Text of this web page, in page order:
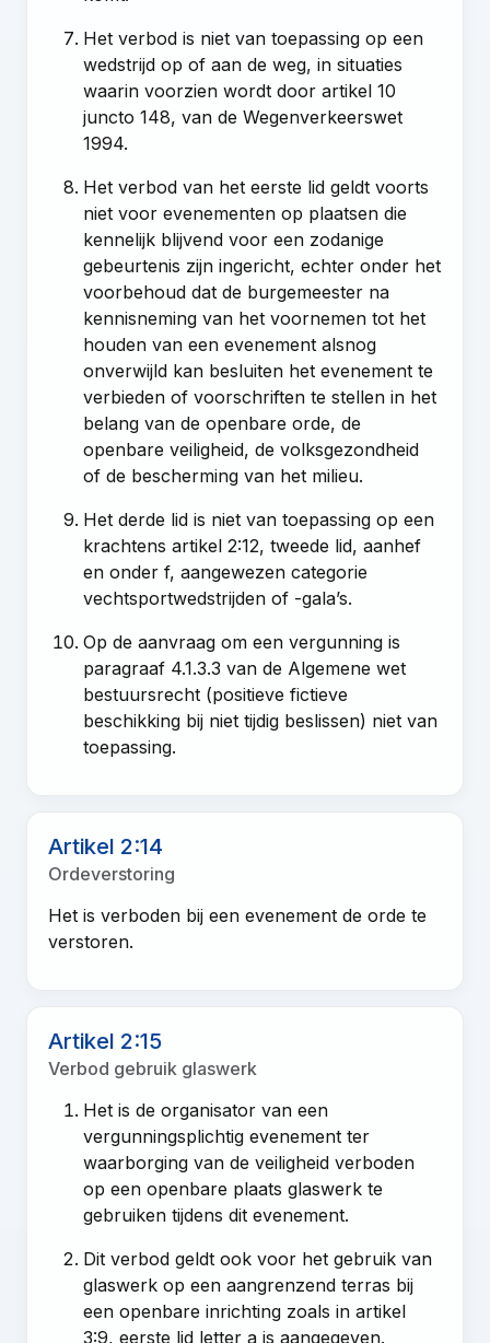
Het verbod is niet van toepassing op een
wedstrijd op of aan de weg, in situaties
waarin voorzien wordt door artikel 10
juncto 148, van de Wegenverkeerswet
1994.
Het verbod van het eerste lid geldt voorts
niet voor evenementen op plaatsen die
kennelijk blijvend voor een zodanige
gebeurtenis zijn ingericht, echter onder het
voorbehoud dat de burgemeester na
kennisneming van het voornemen tot het
houden van een evenement alsnog
onverwijld kan besluiten het evenement te
verbieden of voorschriften te stellen in het
belang van de openbare orde, de
openbare veiligheid, de volksgezondheid
of de bescherming van het milieu.
Het derde lid is niet van toepassing op een
krachtens artikel 2:12, tweede lid, aanhef
en onder f, aangewezen categorie
vechtsportwedstrijden of -gala’s.
Op de aanvraag om een vergunning is
paragraaf 4.1.3.3 van de Algemene wet
bestuursrecht (positieve fictieve
beschikking bij niet tijdig beslissen) niet van
toepassing.
Artikel 2:14
Ordeverstoring
Het is verboden bij een evenement de orde te
verstoren.
Artikel 2:15
Verbod gebruik glaswerk
Het is de organisator van een
vergunningsplichtig evenement ter
waarborging van de veiligheid verboden
op een openbare plaats glaswerk te
gebruiken tijdens dit evenement.
Dit verbod geldt ook voor het gebruik van
glaswerk op een aangrenzend terras bij
een openbare inrichting zoals in artikel
3:9, eerste lid letter a is aangegeven.